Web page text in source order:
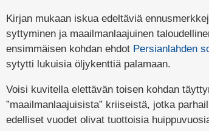
Kirjan mukaan iskua edeltäviä
syttyminen ja maailmanlaajuinen
ensimmäisen kohdan ehdot Persianlahden
sytytti lukuisia öljykenttiä palamaan.
Voisi kuvitella elettävän toisen kohdan
”maailmanlaajuisista” kriiseistä, jotka
edelliset vuodet olivat tuottoisia